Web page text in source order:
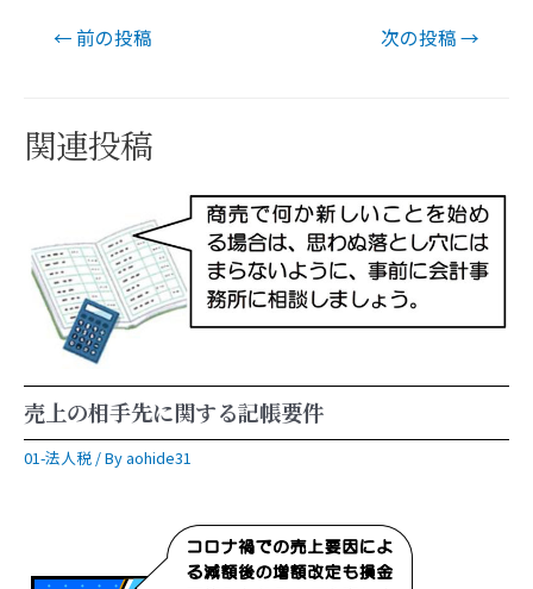
← 前の投稿 次の投稿→
関連投稿
売上の相手先に関する記帳要件
01-法人税 / By aohide31